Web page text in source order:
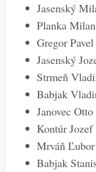
Jasenský
Planka Milan
Gregor Pavel
Jasenský
Strmeň
Babjak
Janovec Otto
Kontúr Jozef
Mrváň Ľubor
Babjak